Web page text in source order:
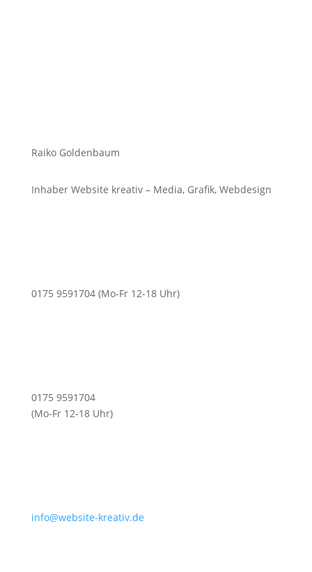
Raiko Goldenbaum
Inhaber Website kreativ – Media, Grafik, Webdesign
0175 9591704 (Mo-Fr 12-18 Uhr)
0175 9591704
(Mo-Fr 12-18 Uhr)
info@website-kreativ.de